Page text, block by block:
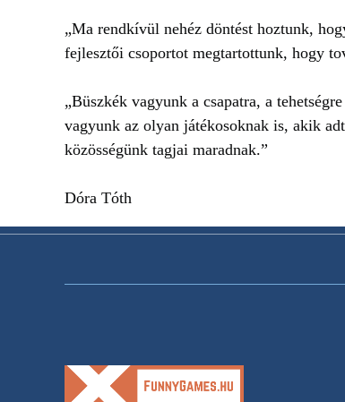
„Ma rendkívül nehéz döntést hoztunk,
fejlesztői csoportot megtartottunk, hogy
„Büszkék vagyunk a csapatra, a
vagyunk az olyan játékosoknak is, akik
közösségünk tagjai maradnak.”
Dóra Tóth